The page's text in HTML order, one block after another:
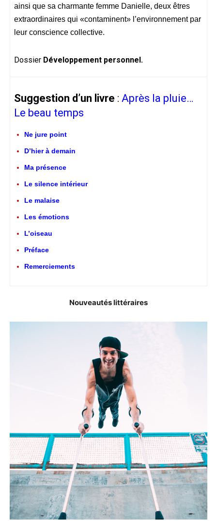
ainsi que sa charmante femme Danielle, deux êtres
extraordinaires qui «contaminent» l’environnement par
leur conscience collective.
Dossier Développement personnel.
Suggestion d’un livre : Après la pluie…
Le beau temps
Ne jure point
D’hier à demain
Ma présence
Le silence intérieur
Le malaise
Les émotions
L’oiseau
Préface
Remerciements
Nouveautés littéraires